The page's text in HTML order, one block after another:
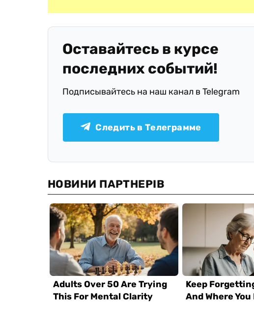
Оставайтесь в курсе
последних событий!
Подписывайтесь на наш канал в Telegram
Следить в Телеграмме